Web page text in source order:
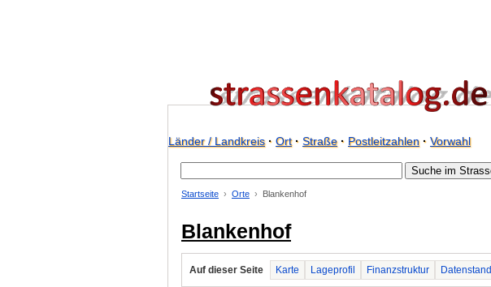
Länder / Landkreis· Ort· Straße· Postleitzahlen· Vorwahl
Startseite Orte Blankenhof
Blankenhof
Auf dieser Seite Karte Lageprofil Finanzstruktur Datenstand